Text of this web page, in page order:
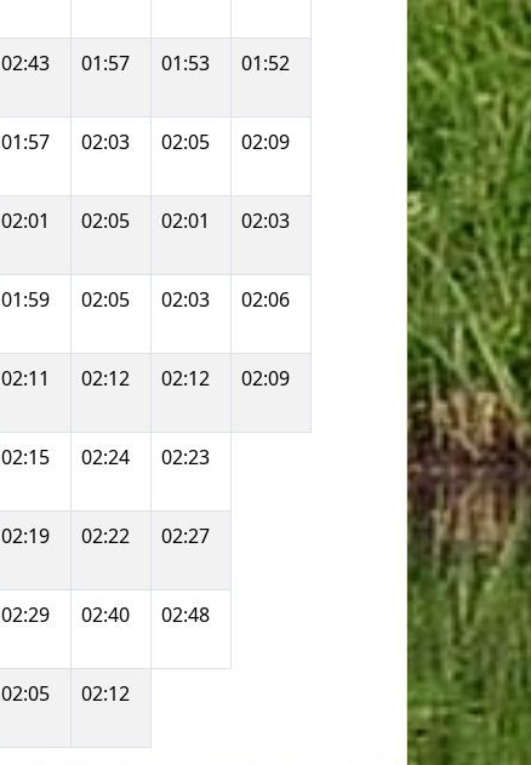
02:43 01:57 01:53 01:52
01:57 02:03 02:05 02:09
02:01 02:05 02:01 02:03
01:59 02:05 02:03 02:06
02:11 02:12 02:12 02:09
02:15 02:24 02:23
02:19 02:22 02:27
02:29 02:40 02:48
02:05 02:12